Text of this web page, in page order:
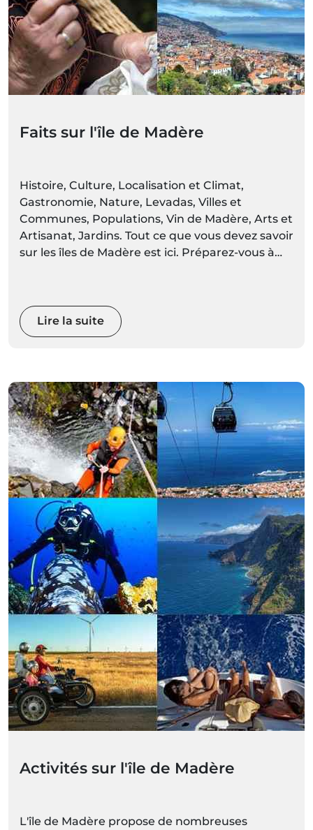
Faits sur l'île de Madère
Histoire, Culture, Localisation et Climat,
Gastronomie, Nature, Levadas, Villes et
Communes, Populations, Vin de Madère, Arts et
Artisanat, Jardins. Tout ce que vous devez savoir
sur les îles de Madère est ici. Préparez-vous à
Lire la suite
Activités sur l'île de Madère
L'île de Madère propose de nombreuses